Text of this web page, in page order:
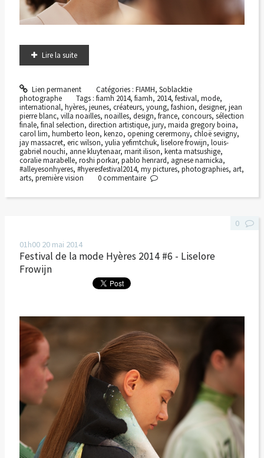
Lire la suite
Lien permanent Catégories : FIAMH, Soblacktie
photographe
Tags :fiamh 2014,fiamh, 2014,festival,mode,
international, hyères, jeunes, créateurs, young, fashion, designer, jean
pierre blanc, villa noailles, noailles, design, france, concours, sélection
finale, final selection, direction artistique, jury, maida gregory boina,
carol lim, humberto leon, kenzo, opening cerermony, chloë sevigny,
jay massacret, eric wilson, yulia yefimtchuk, liselore frowijn, louis-
gabriel nouchi, anne kluytenaar, marit ilison, kenta matsushige,
coralie marabelle, roshi porkar, pablo henrard, agnese narnicka,
#alleyesonhyeres, #hyeresfestival2014, my pictures, photographies, art,
arts, première vision 0commentaire
01h00 20 mai 2014
Festival de la mode Hyères 2014 #6 - Liselore
Frowijn
0